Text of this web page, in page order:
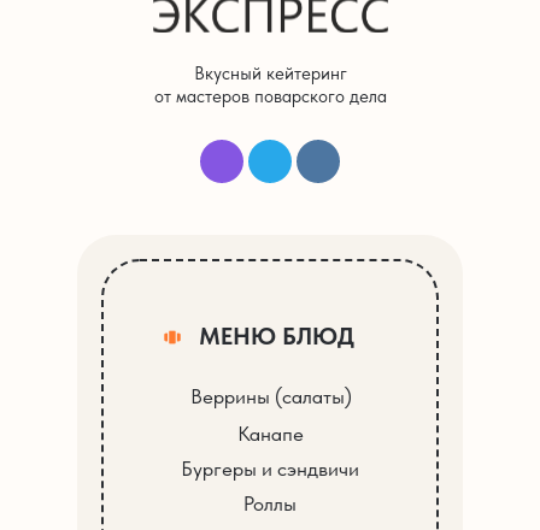
Веррины (салаты)
Канапе
Бургеры и сэндвичи
Роллы
МЕНЮ БЛЮД
Вкусный кейтеринг
от мастеров поварского дела